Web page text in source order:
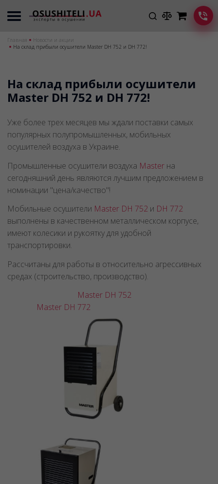
Главная
Новости и акции
На склад прибыли осушители Master DH 752 и DH 772!
На склад прибыли осушители
Master DH 752 и DH 772!
Уже более трех месяцев мы ждали поставки самых
популярных полупромышленных, мобильных
осушителей воздуха в Украине.
Промышленные осушители воздуха Master на
сегодняшний день являются лучшим предложением в
номинации "цена/качество"!
Мобильные осушители Master DH 752 и DH 772
выполнены в качественном металлическом корпусе,
имеют колесики и рукоятку для удобной
транспортировки.
Рассчитаны для работы в относительно агрессивных
средах (строительство, производство).
Master DH 752
Master DH 772